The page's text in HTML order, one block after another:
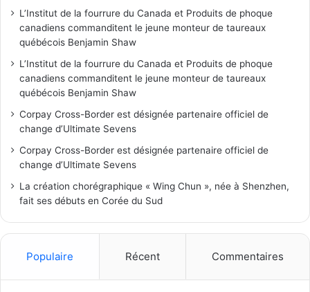
L’Institut de la fourrure du Canada et Produits de phoque
canadiens commanditent le jeune monteur de taureaux
québécois Benjamin Shaw
L’Institut de la fourrure du Canada et Produits de phoque
canadiens commanditent le jeune monteur de taureaux
québécois Benjamin Shaw
Corpay Cross-Border est désignée partenaire officiel de
change d’Ultimate Sevens
Corpay Cross-Border est désignée partenaire officiel de
change d’Ultimate Sevens
La création chorégraphique « Wing Chun », née à Shenzhen,
fait ses débuts en Corée du Sud
Populaire Récent Commentaires